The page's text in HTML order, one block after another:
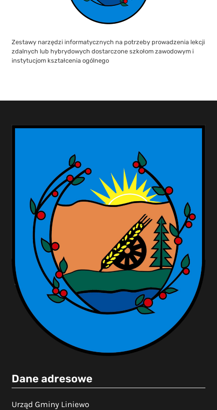
Zestawy narzędzi informatycznych na potrzeby prowadzenia lekcji
zdalnych lub hybrydowych dostarczone szkołom zawodowym i
instytucjom kształcenia ogólnego
Dane adresowe
Urząd Gminy Liniewo